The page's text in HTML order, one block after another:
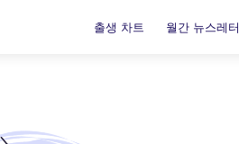
출생 차트 월간 뉴스레터